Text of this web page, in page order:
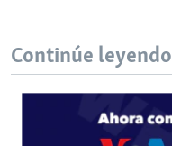
Continúe leyendo